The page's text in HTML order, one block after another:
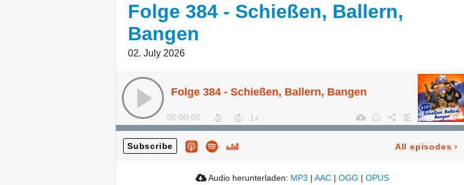
Folge 384 - Schießen, Ballern,
Bangen
02. July 2026
Folge 384 - Schießen, Ballern, Bangen
00:00:00
Subscribe All episodes ›
Audio herunterladen: MP3 | AAC | OGG | OPUS